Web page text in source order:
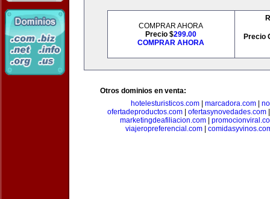
COMPRAR AHORA
Precio $299.00
COMPRAR AHORA
Precio
Otros dominios en venta:
hotelesturisticos.com
marcadora.com
ofertadeproductos.com| ofertasynovedades.com
marketingdeafiliacion.com|
viajeropreferencial.com